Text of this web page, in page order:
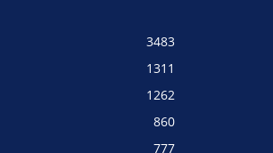
3483
1311
1262
860
777